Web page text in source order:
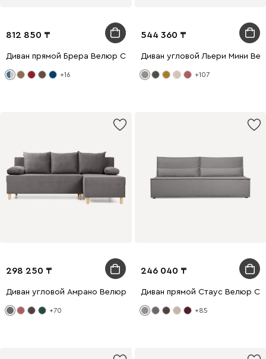
812 850
Диван прямой Брера Велюр Светло-серый/Синий
+16
544 360
Диван угловой Льери Мини
+107
298 250
Диван угловой Амрано Велюр Серый
+70
246 040
Диван прямой Стаус Велюр
+85